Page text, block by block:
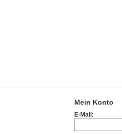
Mein Konto
E-Mail: